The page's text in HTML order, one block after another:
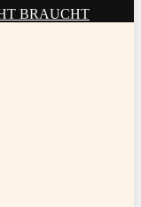
BRAUCHT